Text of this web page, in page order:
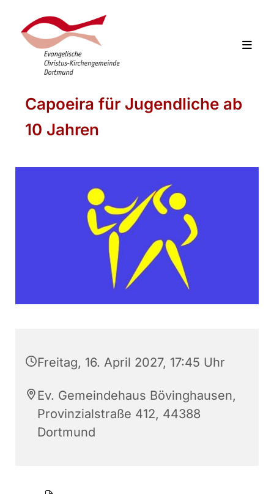
Capoeira für Jugendliche ab
10 Jahren
Freitag, 16. April 2027, 17:45 Uhr
Ev. Gemeindehaus Bövinghausen,
Provinzialstraße 412, 44388
Dortmund